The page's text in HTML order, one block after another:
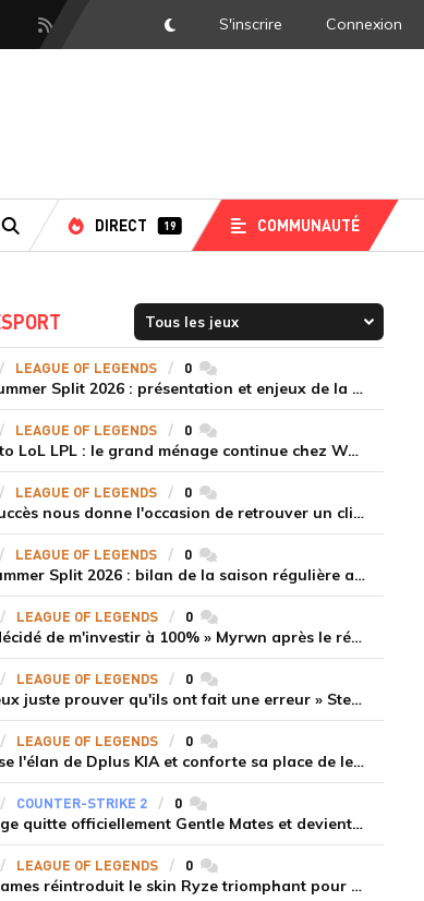
Flux RSS DarkMode
S'inscrire Connexion
RECHERCHE
DIRECT 19 COMMUNAUTÉ
LEAGUE OF LEGENDS 0commentaires
LEC Summer Split 2026 : présentation et enjeux de la troisième semaine de compétition
LEAGUE OF LEGENDS 0commentaires
Mercato LoL LPL : le grand ménage continue chez Weibo Gaming, Jiejie quitte le navire au profit de Xiaohao
LEAGUE OF LEGENDS 0commentaires
« Ce succès nous donne l'occasion de retrouver un climat beaucoup plus positif » Ryu et Canyon soulagés après la victoire de Gen.G sur HLE
LEAGUE OF LEGENDS 0commentaires
LFL Summer Split 2026 : bilan de la saison régulière avec Solary en tête
LEAGUE OF LEGENDS 0commentaires
« J'ai décidé de m'investir à 100% » Myrwn après le réveil de Movistar KOI face à Fnatic
LEAGUE OF LEGENDS 0commentaires
« Je veux juste prouver qu'ils ont fait une erreur » Stend se confie sur son mercato chaotique et ses ambitions avec Shifters
LEAGUE OF LEGENDS 0commentaires
T1 brise l'élan de Dplus KIA et conforte sa place de leader en LCK 2026 Rounds 3-4
COUNTER-STRIKE 2 0commentaires
deLonge quitte officiellement Gentle Mates et devient agent libre
LEAGUE OF LEGENDS 0commentaires
Riot Games réintroduit le skin Ryze triomphant pour récompenser la scène amateur